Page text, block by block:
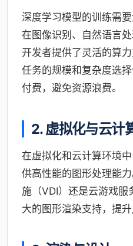
深度学习模型的训练需
在图像识别、自然语言
开发者提供了灵活的算
任务的规模和复杂度选
付费，避免资源浪费。
2. 虚拟化与云计
在虚拟化和云计算环境
供高性能的图形处理能
施（VDI）还是云游戏服
大的图形渲染支持，提升